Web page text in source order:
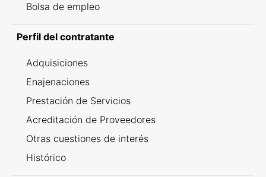
Bolsa de empleo
Perfil del contratante
Adquisiciones
Enajenaciones
Prestación de Servicios
Acreditación de Proveedores
Otras cuestiones de interés
Histórico